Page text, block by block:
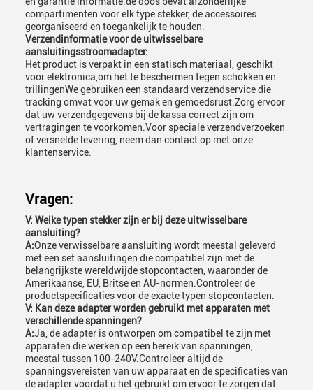
compartimenten voor elk type stekker, de accessoires
georganiseerd en toegankelijk te houden.
Verzendinformatie voor de uitwisselbare
aansluitingsstroomadapter:
Het product is verpakt in een statisch materiaal, geschikt
voor elektronica,om het te beschermen tegen schokken en
trillingenWe gebruiken een standaard verzendservice die
tracking omvat voor uw gemak en gemoedsrust.Zorg ervoor
dat uw verzendgegevens bij de kassa correct zijn om
vertragingen te voorkomen.Voor speciale verzendverzoeken
of versnelde levering, neem dan contact op met onze
klantenservice.
Vragen:
V: Welke typen stekker zijn er bij deze uitwisselbare
aansluiting?
A:Onze verwisselbare aansluiting wordt meestal geleverd
met een set aansluitingen die compatibel zijn met de
belangrijkste wereldwijde stopcontacten, waaronder de
Amerikaanse, EU, Britse en AU-normen.Controleer de
productspecificaties voor de exacte typen stopcontacten.
V: Kan deze adapter worden gebruikt met apparaten met
verschillende spanningen?
A:Ja, de adapter is ontworpen om compatibel te zijn met
apparaten die werken op een bereik van spanningen,
meestal tussen 100-240V.Controleer altijd de
spanningsvereisten van uw apparaat en de specificaties van
de adapter voordat u het gebruikt om ervoor te zorgen dat